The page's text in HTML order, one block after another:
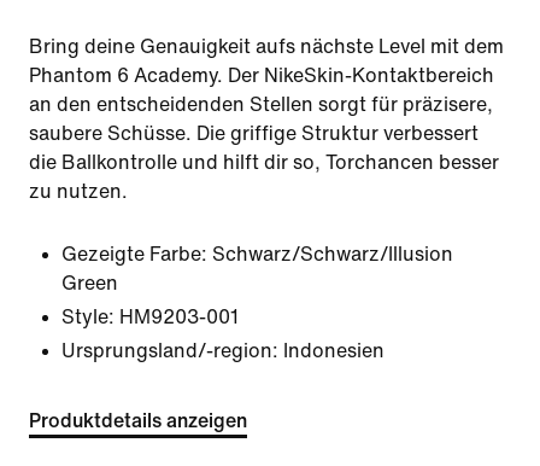
Bring deine Genauigkeit aufs nächste Level mit dem
Phantom 6 Academy. Der NikeSkin-Kontaktbereich
an den entscheidenden Stellen sorgt für präzisere,
saubere Schüsse. Die griffige Struktur verbessert
die Ballkontrolle und hilft dir so, Torchancen besser
zu nutzen.
Gezeigte Farbe: Schwarz/Schwarz/Illusion
Green
Style: HM9203-001
Ursprungsland/-region: Indonesien
Produktdetails anzeigen